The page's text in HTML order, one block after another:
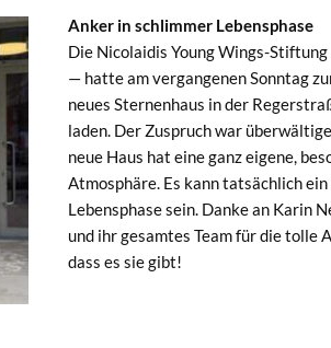
Anker in schlim­mer Lebensphase
Die Nico­laidis Young Wings-
— hat­te am ver­gan­genen Son­ntag
neues Ster­nen­haus in der
laden. Der Zus­pruch war
neue Haus hat eine ganz eigene,
Atmo­sphäre. Es kann tat­säch­lich
Leben­sphase sein. Danke an Karin
und ihr gesamtes Team für die tolle
dass es sie gibt!